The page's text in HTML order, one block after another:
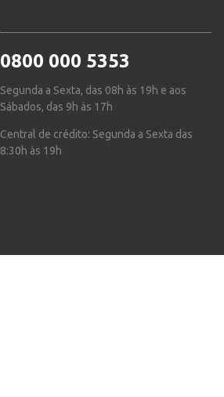
0800 000 5353
Segunda a Sexta, das 08h às 19h e aos
Sábados, das 9h às 17h
Central de crédito: Segunda a Sexta das
8:30h às 19h